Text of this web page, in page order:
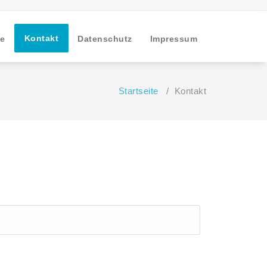
Kontakt Datenschutz Impressum
Startseite / Kontakt